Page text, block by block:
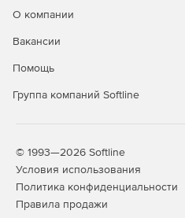
Windows.
Premium Plus Edition
включает возможность
Workstation Edition
Essential Edition– только
VMware Essential и Essential
О компании
Вакансии
Помощь
Группа компаний Softline
© 1993—2026 Softline
Условия использования
Политика конфиденциальности
Правила продажи